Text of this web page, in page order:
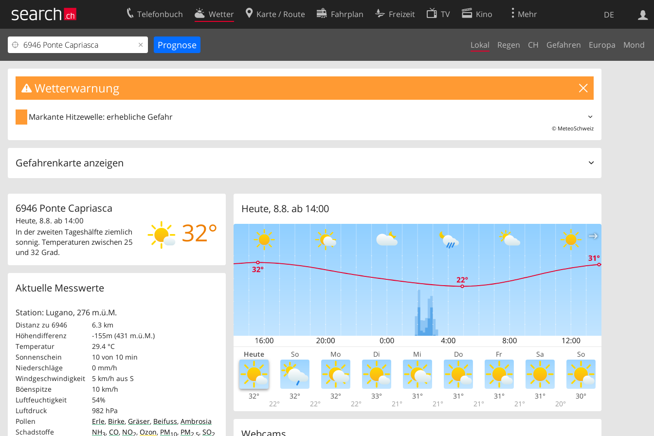
DE
Telefonbuch Wetter Karte / Route Fahrplan Freizeit TV Kino Mehr
Lokal Regen CH Gefahren Europa Mond
Wetterwarnung
Markante Hitzewelle: erhebliche Gefahr
© MeteoSchweiz
Gefahrenkarte anzeigen
6946 Ponte Capriasca
32°
Heute, 8.8. ab 14:00
In der zweiten Tageshälfte ziemlich
sonnig. Temperaturen zwischen 25
und 32 Grad.
Aktuelle Messwerte
Station: Lugano, 276 m.ü.M.
Distanz zu 6946
6.3 km
Höhendifferenz
-155m (431 m.ü.M.)
Temperatur
29.4 °C
Sonnenschein
10 von 10 min
Niederschläge
0 mm/h
Windgeschwindigkeit
5 km/h aus S
Böenspitze
10 km/h
Luftfeuchtigkeit
54%
Luftdruck
982 hPa
Pollen
Erle, Birke, Gräser, Beifuss, Ambrosia
Schadstoffe
NH3, CO, NO2, Ozon, PM10, PM2.5, SO2
Heute, 8.8. ab 14:00
Heute So Mo Di Mi Do Fr Sa So
32°
22°
32°
22°
32°
22°
33°
21°
31°
21°
31°
21°
31°
21°
31°
20°
30°
Websuche
Ihr Eintrag
Kundencenter Geschäftskunden
Impressum
Kontakt
Nutzungsbedingungen
Datenschutzerklärung
Cookie-Einstellungen
Entwickler